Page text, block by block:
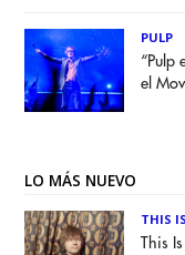
PULP
“Pulp
el
LO MÁS NUEVO
THIS
This